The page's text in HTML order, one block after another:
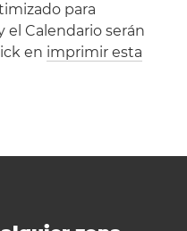
para
el Calendario serán
en imprimir esta